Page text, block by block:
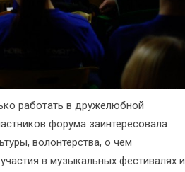
работать в дружелюбной
форума заинтересовала
волонтерства, о чем
в музыкальных фестивалях и